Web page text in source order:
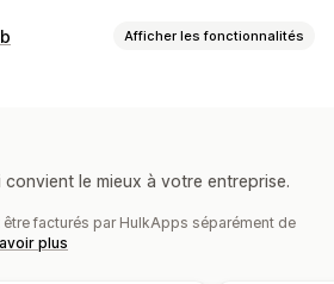
réel
réel
Afficher les fonctionnalités
Alertes de prix
Rappels
Messages d’accueil
le mieux à votre entreprise.
facturés par HulkApps séparément de
plus